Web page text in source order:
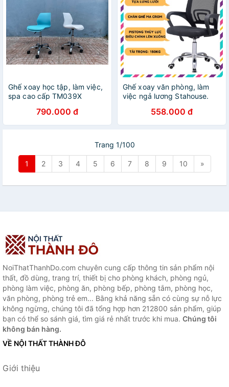
Ghế xoay học tập, làm việc,
spa cao cấp TM039X
790.000 đ
Ghế xoay văn phòng, làm
việc ngả lương Stahouse.
558.000 đ
Trang 1/100
1 2 3 4 5 6 7 8 9 10 »
NoiThatThanhDo.com chuyên cung cấp thông tin sản phẩm nội
thất, đồ dùng, trang trí, thiết bị cho phòng khách, phòng ngủ,
phòng làm việc, phòng ăn, phòng bếp, phòng tắm, phòng học,
văn phòng, phòng trẻ em... Bằng khả năng sẵn có cùng sự nỗ lực
không ngừng, chúng tôi đã tổng hợp hơn 212800 sản phẩm, giúp
bạn có thể so sánh giá, tìm giá rẻ nhất trước khi mua. Chúng tôi
không bán hàng.
VỀ NỘI THẤT THÀNH ĐÔ
Giới thiệu